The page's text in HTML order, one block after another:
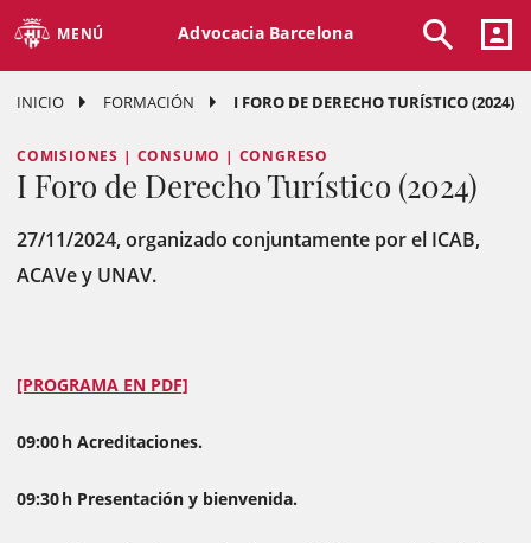
MENÚ Advocacia Barcelona
INICIO FORMACIÓN I FORO DE DERECHO TURÍSTICO (2024)
COMISIONES | CONSUMO | CONGRESO
I Foro de Derecho Turístico (2024)
27/11/2024, organizado conjuntamente por el ICAB,
ACAVe y UNAV.
[PROGRAMA EN PDF]
09:00 h Acreditaciones.
09:30 h Presentación y bienvenida.